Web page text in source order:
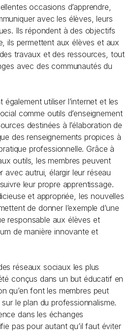
occasions d’apprendre,
avec les élèves, leurs
Ils répondent à des objectifs
ils permettent aux élèves et aux
travaux et des ressources, tout
avec des communautés du
également utiliser l’internet et les
comme outils d’enseignement
destinées à l’élaboration de
des renseignements propices à
professionnelle. Grâce à
outils, les membres peuvent
avec autrui, élargir leur réseau
leur propre apprentissage.
et appropriée, les nouvelles
de donner l’exemple d’une
responsable aux élèves et
de manière innovante et
réseaux sociaux les plus
conçus dans un but éducatif en
qu’en font les membres peut
le plan du professionnalisme.
dans les échanges
pas pour autant qu’il faut éviter